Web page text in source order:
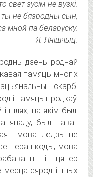
зусім не вузкі.
ты не бязродны сын,
мной па-беларуску.
Я. Янішчыц.
дзень роднай
памяць многіх
скарб.
і памяць продкаў.
шлях, на якім былі
былі нават
мова ледзь не
перашкоды, мова
і цяпер
месца сярод іншых